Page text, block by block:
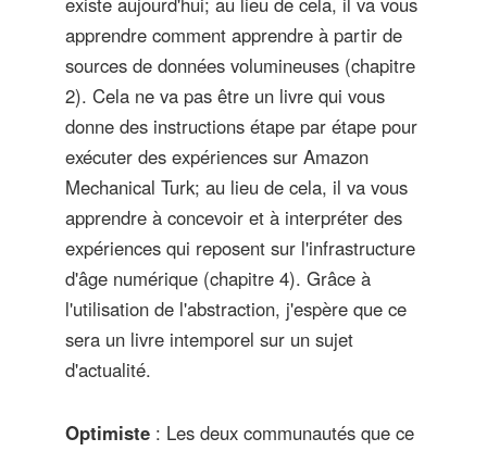
apprendre comment apprendre à partir de
sources de données volumineuses (chapitre
2). Cela ne va pas être un livre qui vous
donne des instructions étape par étape pour
exécuter des expériences sur Amazon
Mechanical Turk; au lieu de cela, il va vous
apprendre à concevoir et à interpréter des
expériences qui reposent sur l'infrastructure
d'âge numérique (chapitre 4). Grâce à
l'utilisation de l'abstraction, j'espère que ce
sera un livre intemporel sur un sujet
d'actualité.
Optimiste : Les deux communautés que ce